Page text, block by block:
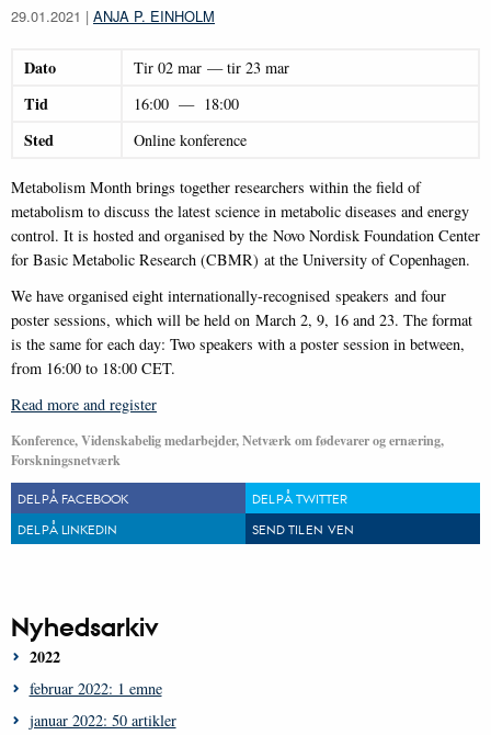
29.01.2021 | ANJA P. EINHOLM
Dato Tir 02 mar —tir 23 mar
Tid 16:00 — 18:00
Sted Online konference
Metabolism Month brings together researchers within the field of
metabolism to discuss the latest science in metabolic diseases and energy
control. It is hosted and organised by the Novo Nordisk Foundation Center
for Basic Metabolic Research (CBMR) at the University of Copenhagen.
We have organised eight internationally-recognised speakers and four
poster sessions, which will be held on March 2, 9, 16 and 23. The format
is the same for each day: Two speakers with a poster session in between,
from 16:00 to 18:00 CET.
Read more and register
Konference, Videnskabelig medarbejder, Netværk om fødevarer og ernæring,
Forskningsnetværk
DEL PÅ FACEBOOK
DEL PÅ TWITTER
DEL PÅ LINKEDIN
SEND TIL EN VEN
Nyhedsarkiv
2022
februar 2022: 1 emne
januar 2022: 50 artikler